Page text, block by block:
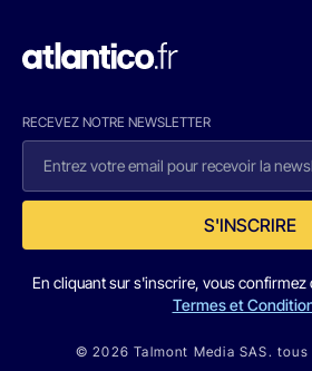
RECEVEZ NOTRE NEWSLETTER
S'INSCRIRE
En cliquant sur s'inscrire, vous confirmez
Termes et
© 2026 Talmont Media SAS.